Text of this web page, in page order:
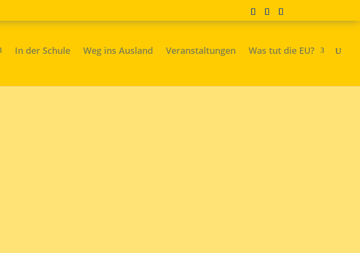
In der Schule Weg ins Ausland Veranstaltungen Was tut die EU?